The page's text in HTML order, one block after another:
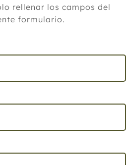
rellenar los campos del
formulario.